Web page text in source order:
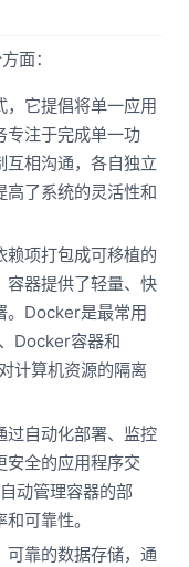
面：
，它提倡将单一应用
专注于完成单一功
互相沟通，各自独立
高了系统的灵活性和
赖项打包成可移植的
容器提供了轻量、快
。Docker是最常用
Docker容器和
计算机资源的隔离
过自动化部署、监控
安全的应用程序交
动管理容器的部
可靠性。
可靠的数据存储，通